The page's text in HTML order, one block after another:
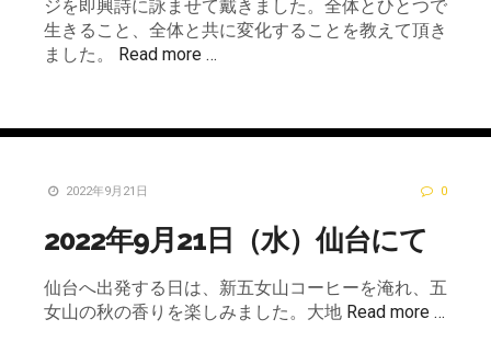
ジを即興詩に詠ませて戴きました。全体とひとつで
生きること、全体と共に変化することを教えて頂き
ました。
Read more …
2022年9月21日 0
2022年9月21日（水）仙台にて
仙台へ出発する日は、新五女山コーヒーを淹れ、五
女山の秋の香りを楽しみました。大地 Read more …